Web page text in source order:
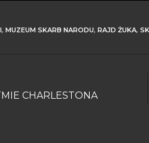
, MUZEUM SKARB NARODU, RAJD ŻUKA,
CHARLESTONA